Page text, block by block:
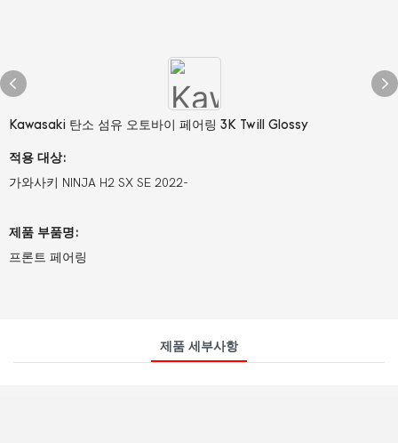
Kawasaki 탄소 섬유 오토바이 페어링 3K Twill Glossy
적용 대상:
가와사키 NINJA H2 SX SE 2022-
제품 부품명:
프론트 페어링
제품 세부사항